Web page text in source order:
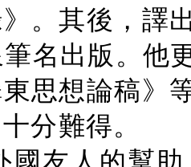
》。其後，譯
名出版。他
思想論稿》
分難得。